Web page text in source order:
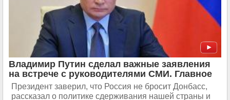
Владимир Путин сделал важные заявления
на встрече с руководителями СМИ. Главное
Президент заверил, что Россия не бросит Донбасс,
рассказал о политике сдерживания нашей страны и